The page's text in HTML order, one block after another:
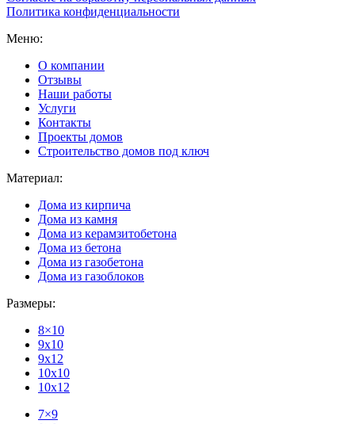
Политика конфиденциальности
Меню:
О компании
Отзывы
Наши работы
Услуги
Контакты
Проекты домов
Строительство домов под ключ
Материал:
Дома из кирпича
Дома из камня
Дома из керамзитобетона
Дома из бетона
Дома из газобетона
Дома из газоблоков
Размеры:
8×10
9x10
9x12
10x10
10x12
7×9